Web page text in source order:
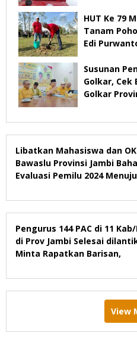
HUT Ke 79
Tanam
Edi
Susunan
Golkar, Cek
Golkar
Libatkan Mahasiswa dan
Bawaslu Provinsi Jambi
Evaluasi Pemilu 2024 Menuju
Pengurus 144 PAC di 11
di Prov Jambi Selesai
Minta Rapatkan Barisan,
View